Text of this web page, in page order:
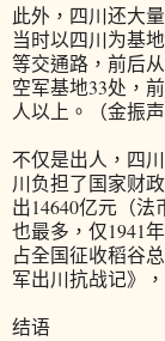
此外，四川还大
当时以四川为基
等交通路，前后
空军基地33处，
人以上。（金振
不仅是出人，四
川负担了国家财
出14640亿元（
也最多，仅1941
占全国征收稻谷
军出川抗战记》
结语